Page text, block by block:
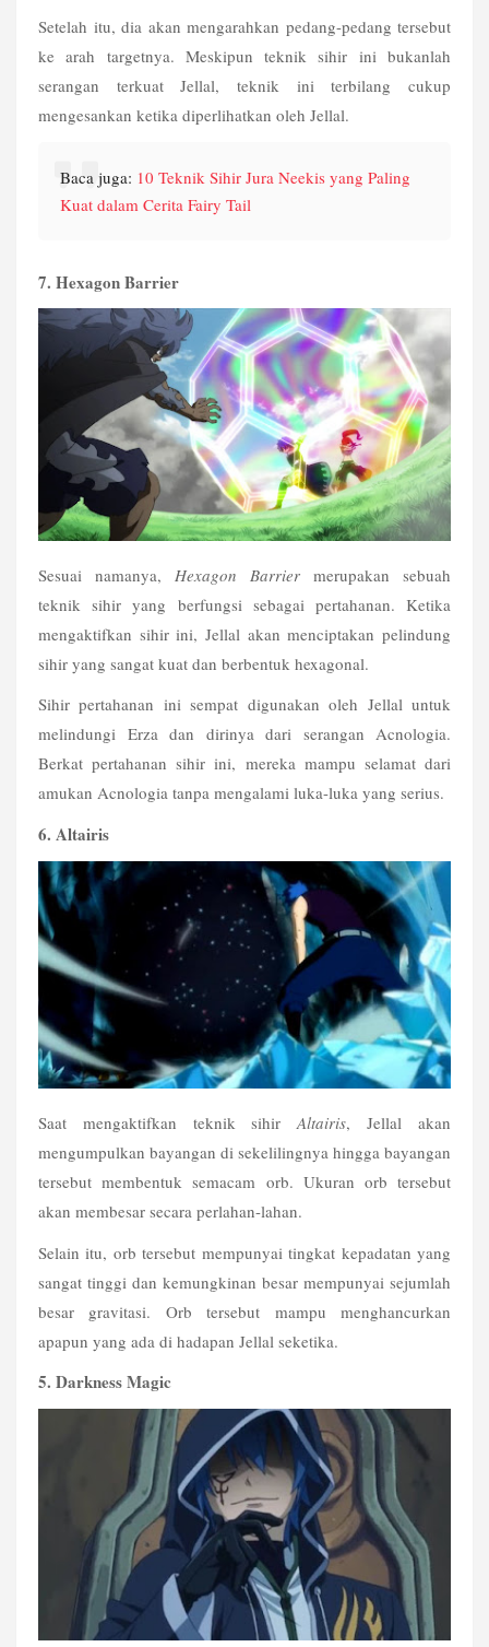
Setelah itu, dia akan mengarahkan pedang-pedang tersebut
ke arah targetnya. Meskipun teknik sihir ini bukanlah
serangan terkuat Jellal, teknik ini terbilang cukup
mengesankan ketika diperlihatkan oleh Jellal.
Baca juga: 10 Teknik Sihir Jura Neekis yang Paling
Kuat dalam Cerita Fairy Tail
7. Hexagon Barrier
Sesuai namanya, Hexagon Barrier merupakan sebuah
teknik sihir yang berfungsi sebagai pertahanan. Ketika
mengaktifkan sihir ini, Jellal akan menciptakan pelindung
sihir yang sangat kuat dan berbentuk hexagonal.
Sihir pertahanan ini sempat digunakan oleh Jellal untuk
melindungi Erza dan dirinya dari serangan Acnologia.
Berkat pertahanan sihir ini, mereka mampu selamat dari
amukan Acnologia tanpa mengalami luka-luka yang serius.
6. Altairis
Saat mengaktifkan teknik sihir Altairis, Jellal akan
mengumpulkan bayangan di sekelilingnya hingga bayangan
tersebut membentuk semacam orb. Ukuran orb tersebut
akan membesar secara perlahan-lahan.
Selain itu, orb tersebut mempunyai tingkat kepadatan yang
sangat tinggi dan kemungkinan besar mempunyai sejumlah
besar gravitasi. Orb tersebut mampu menghancurkan
apapun yang ada di hadapan Jellal seketika.
5. Darkness Magic